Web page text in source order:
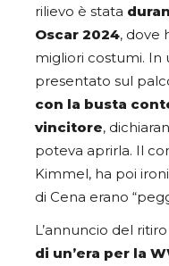
rilievo è stata
Oscar 2024, dove
migliori costumi. In
presentato sul
con la busta
vincitore,
poteva aprirla. Il
Kimmel, ha poi
di Cena erano
L’annuncio del
di un’era per la